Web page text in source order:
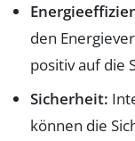
den
positiv auf die
Sicherheit:
können die